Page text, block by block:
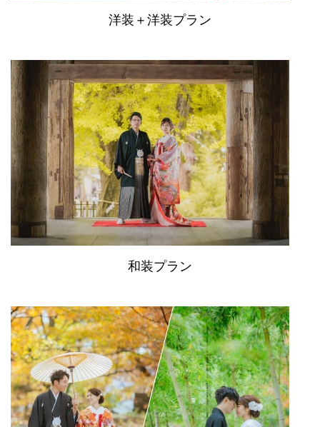
洋装＋洋装プラン
和装プラン